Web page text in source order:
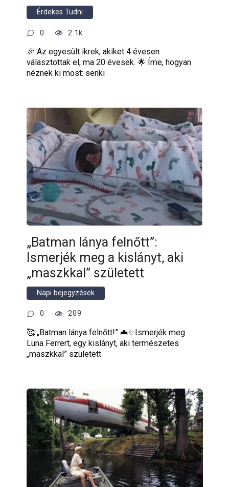
Érdekes Tudni
0 2.1k.
🎉 Az egyesült ikrek, akiket 4 évesen
választottak el, ma 20 évesek. 🌟 Íme, hogyan
néznek ki most: senki
„Batman lánya felnőtt”:
Ismerjék meg a kislányt, aki
„maszkkal” született
Napi bejegyzések
0 209
🥰 „Batman lánya felnőtt!” 🦇✨Ismerjék meg
Luna Ferrert, egy kislányt, aki természetes
„maszkkal” született